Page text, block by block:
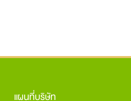
แผนที่บริษัท